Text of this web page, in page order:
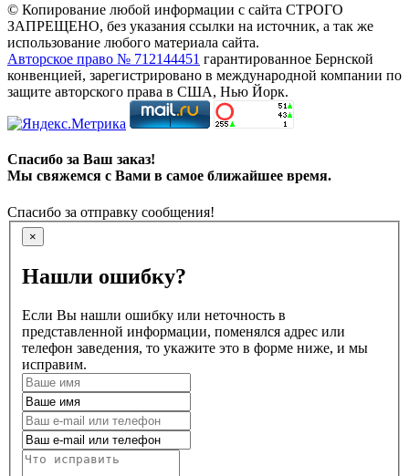
© Копирование любой информации с сайта СТРОГО
ЗАПРЕЩЕНО, без указания ссылки на источник, а так же
использование любого материала сайта.
Авторское право № 712144451 гарантированное Бернской
конвенцией, зарегистрировано в международной компании по
защите авторского права в США, Нью Йорк.
Спасибо за Ваш заказ!
Мы свяжемся с Вами в самое ближайшее время.
Спасибо за отправку сообщения!
×
Нашли ошибку?
Если Вы нашли ошибку или неточность в
представленной информации, поменялся адрес или
телефон заведения, то укажите это в форме ниже, и мы
исправим.